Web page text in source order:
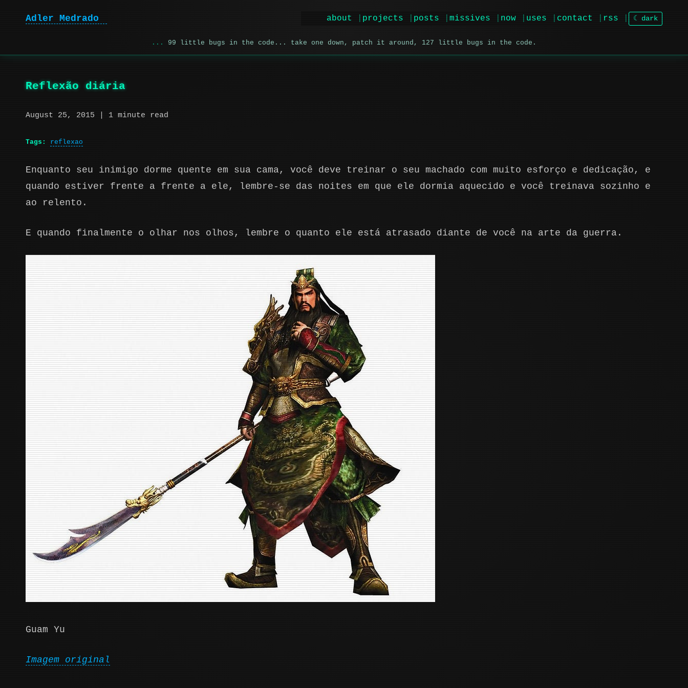
Adler Medrado about projects posts missives now uses contact rss ☾ dark
99 little bugs in the code... take one down, patch it around, 127 little bugs in the code.
Reflexão diária
August 25, 2015 | 1 minute read
Tags: reflexao
Enquanto seu inimigo dorme quente em sua cama, você deve treinar o seu machado com muito esforço e dedicação, e
quando estiver frente a frente a ele, lembre-se das noites em que ele dormia aquecido e você treinava sozinho e
ao relento.
E quando finalmente o olhar nos olhos, lembre o quanto ele está atrasado diante de você na arte da guerra.
Guam Yu
Imagem original